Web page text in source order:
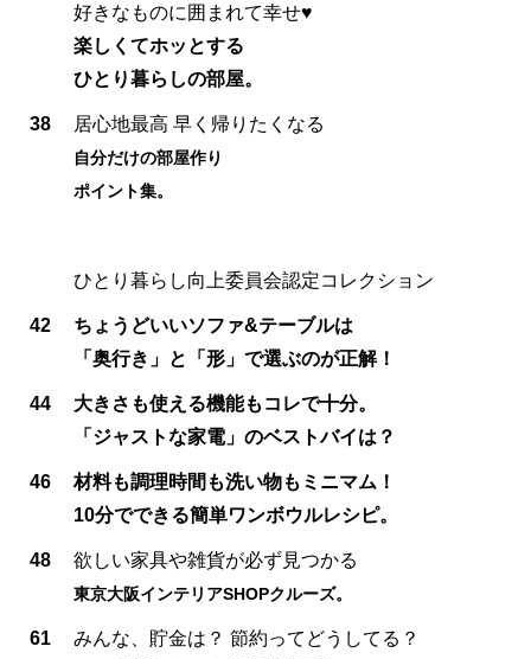
好きなものに囲まれて幸せ♥
楽しくてホッとする
ひとり暮らしの部屋。
38 居心地最高 早く帰りたくなる
自分だけの部屋作り
ポイント集。
ひとり暮らし向上委員会認定コレクション
42
ちょうどいいソファ&テーブルは
「奥行き」と「形」で選ぶのが正解！
44
大きさも使える機能もコレで十分。
「ジャストな家電」のベストバイは？
46
材料も調理時間も洗い物もミニマム！
10分でできる簡単ワンボウルレシピ。
48 欲しい家具や雑貨が必ず見つかる
東京大阪インテリアSHOPクルーズ。
61
みんな、貯金は？ 節約ってどうしてる？